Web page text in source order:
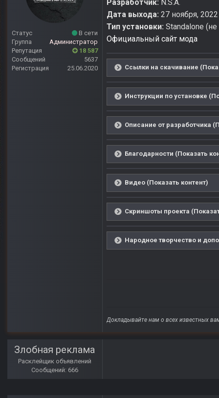
Статус
В сети
Группа
Администратор
Репутация
18 587
Сообщений
5637
Регистрация
25.06.2020
Разработчик: N.S.A.
Дата выхода: 27 ноября,
Тип установки: Standalone (не
Официальный сайт мода
Ссылки на скачивание
Инструкции по установке
Описание от разработчика
Благодарности (Показать
Видео (Показать контент)
Скриншоты проекта
Народное творчество и
Докладывайте нам о всех известных
Злобная реклама
Расклейщик объявлений
Сообщений: 666